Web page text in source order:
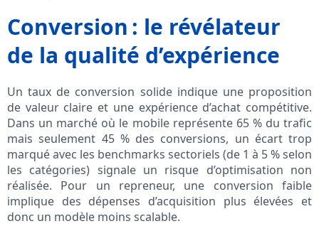
Conversion : le révélateur
de la qualité d’expérience
Un taux de conversion solide indique une proposition
de valeur claire et une expérience d’achat compétitive.
Dans un marché où le mobile représente 65 % du trafic
mais seulement 45 % des conversions, un écart trop
marqué avec les benchmarks sectoriels (de 1 à 5 % selon
les catégories) signale un risque d’optimisation non
réalisée. Pour un repreneur, une conversion faible
implique des dépenses d’acquisition plus élevées et
donc un modèle moins scalable.